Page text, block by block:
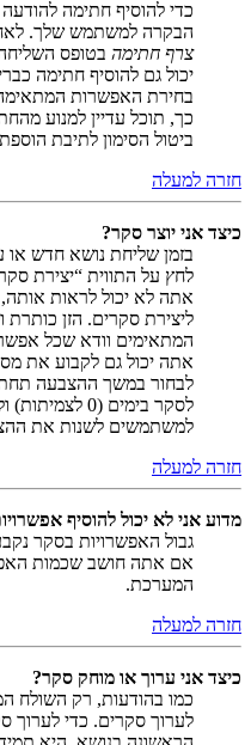
כדי להוסיף חתימה
הבקרה למשתמש שלך.
צרף חתימה בטופס
יכול גם להוסיף חתימה
בחירת האפשרות
כך, תוכל עדיין למנוע
ביטול הסימון לתיבת
חזרה למעלה
כיצד אני יוצר סקר?
בזמן שליחת נושא חדש
לחץ על התווית “יצירת
אתה לא יכול לראות
ליצירת סקרים. הזן
המתאימים וודא שכל
אתה יכול גם לקבוע את
לבחור במשך ההצבעה
לסקר בימים
למשתמשים לשנות את
חזרה למעלה
מדוע אני לא יכול להוסיף
גבול האפשרויות בסקר
אם אתה חושב שכמות
המערכת.
חזרה למעלה
כיצד אני ערוך או מוחק סקר?
כמו בהודעות, רק השולח
לערוך סקרים. כדי לערוך